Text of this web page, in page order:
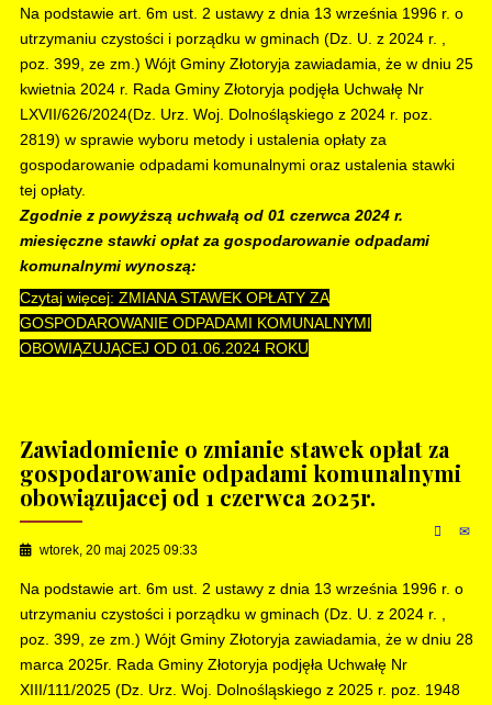
Na podstawie art. 6m ust. 2 ustawy z dnia 13 września 1996 r. o
utrzymaniu czystości i porządku w gminach (Dz. U. z 2024 r. ,
poz. 399, ze zm.) Wójt Gminy Złotoryja zawiadamia, że w dniu 25
kwietnia 2024 r. Rada Gminy Złotoryja podjęła Uchwałę Nr
LXVII/626/2024(Dz. Urz. Woj. Dolnośląskiego z 2024 r. poz.
2819) w sprawie wyboru metody i ustalenia opłaty za
gospodarowanie odpadami komunalnymi oraz ustalenia stawki
tej opłaty.
Zgodnie z powyższą uchwałą od 01 czerwca 2024 r.
miesięczne stawki opłat za gospodarowanie odpadami
komunalnymi wynoszą:
Czytaj więcej: ZMIANA STAWEK OPŁATY ZA
GOSPODAROWANIE ODPADAMI KOMUNALNYMI
OBOWIĄZUJĄCEJ OD 01.06.2024 ROKU
Zawiadomienie o zmianie stawek opłat za
gospodarowanie odpadami komunalnymi
obowiązujacej od 1 czerwca 2025r.
wtorek, 20 maj 2025 09:33
Na podstawie art. 6m ust. 2 ustawy z dnia 13 września 1996 r. o
utrzymaniu czystości i porządku w gminach (Dz. U. z 2024 r. ,
poz. 399, ze zm.) Wójt Gminy Złotoryja zawiadamia, że w dniu 28
marca 2025r. Rada Gminy Złotoryja podjęła Uchwałę Nr
XIII/111/2025 (Dz. Urz. Woj. Dolnośląskiego z 2025 r. poz. 1948